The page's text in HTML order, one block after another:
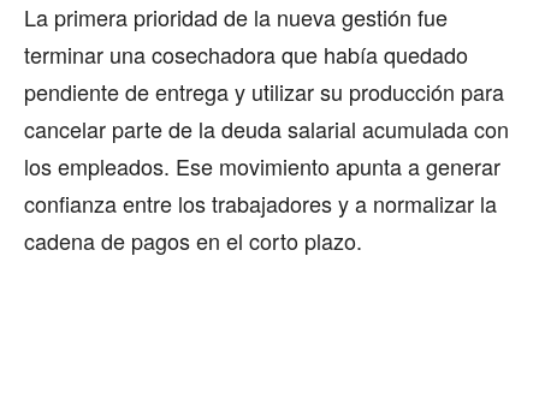
La primera prioridad de la nueva gestión fue
terminar una cosechadora que había quedado
pendiente de entrega y utilizar su producción para
cancelar parte de la deuda salarial acumulada con
los empleados. Ese movimiento apunta a generar
confianza entre los trabajadores y a normalizar la
cadena de pagos en el corto plazo.